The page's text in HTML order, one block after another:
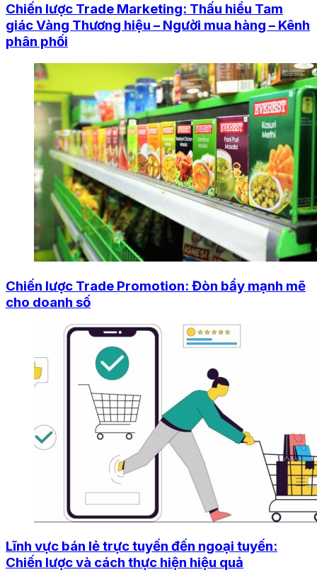
Chiến lược Trade Marketing: Thấu hiểu Tam
giác Vàng Thương hiệu – Người mua hàng – Kênh
phân phối
Chiến lược Trade Promotion: Đòn bẩy mạnh mẽ
cho doanh số
Lĩnh vực bán lẻ trực tuyến đến ngoại tuyến:
Chiến lược và cách thực hiện hiệu quả